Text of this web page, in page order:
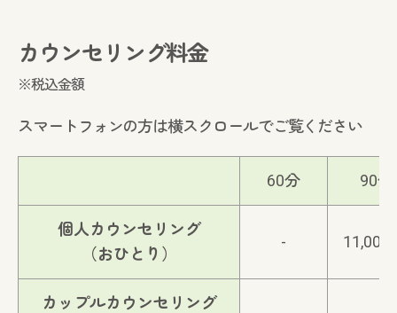
カウンセリング料金
※税込金額
スマートフォンの方は横スクロールでご覧ください
60分 90分
個人カウンセリング
（おひとり）
- 11,000
カップルカウンセリング